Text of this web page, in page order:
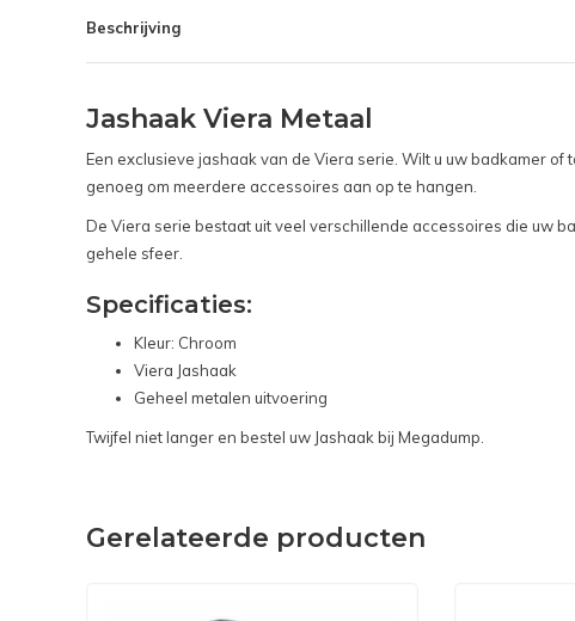
Beschrijving
Jashaak Viera Metaal
Een exclusieve jashaak van de Viera serie. Wilt u uw badkamer
genoeg om meerdere accessoires aan op te hangen.
De Viera serie bestaat uit veel verschillende accessoires die uw
gehele sfeer.
Specificaties:
Kleur: Chroom
Viera Jashaak
Geheel metalen uitvoering
Twijfel niet langer en bestel uw Jashaak bij Megadump.
Gerelateerde producten